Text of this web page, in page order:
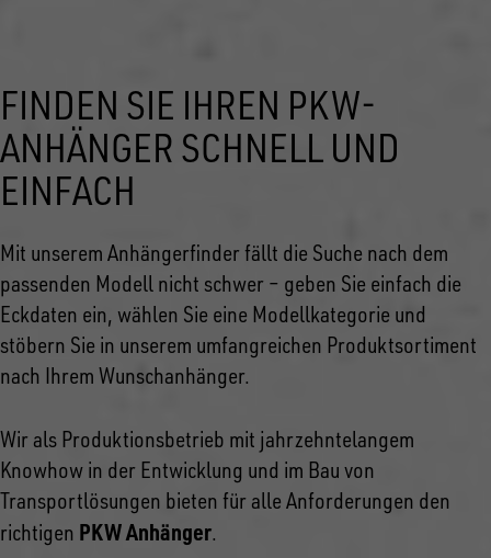
FINDEN SIE IHREN PKW-
ANHÄNGER SCHNELL UND
EINFACH
Mit unserem Anhängerfinder fällt die Suche nach dem
passenden Modell nicht schwer – geben Sie einfach die
Eckdaten ein, wählen Sie eine Modellkategorie und
stöbern Sie in unserem umfangreichen Produktsortiment
nach Ihrem Wunschanhänger.
Wir als Produktionsbetrieb mit jahrzehntelangem
Knowhow in der Entwicklung und im Bau von
Transportlösungen bieten für alle Anforderungen den
richtigen PKW Anhänger.